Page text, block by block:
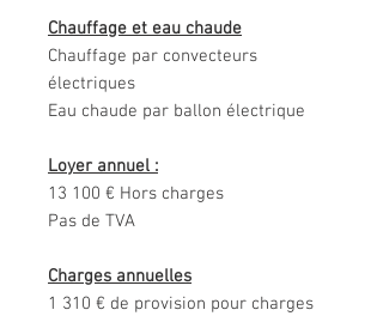
Chauffage et eau chaude
Chauffage par convecteurs
électriques
Eau chaude par ballon électrique
Loyer annuel :
13 100 € Hors charges
Pas de TVA
Charges annuelles
1 310 € de provision pour charges